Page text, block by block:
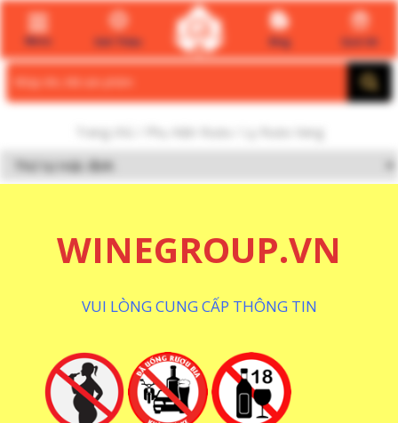
WINEGROUP.VN
VUI LÒNG CUNG CẤP THÔNG TIN
Menu Giới Thiệu Blog Quà tết
Search
for:
Trang chủ / Ly Rượu Vang